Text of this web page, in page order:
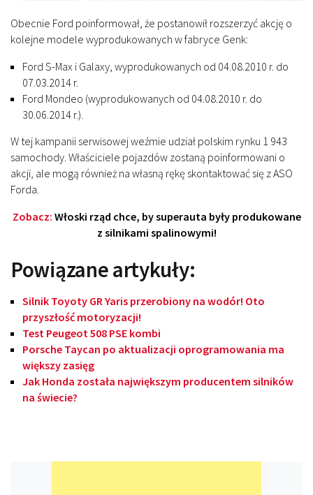
Obecnie Ford poinformował, że postanowił rozszerzyć akcję o
kolejne modele wyprodukowanych w fabryce Genk:
Ford S-Max i Galaxy, wyprodukowanych od 04.08.2010 r. do
07.03.2014 r.
Ford Mondeo (wyprodukowanych od 04.08.2010 r. do
30.06.2014 r.).
W tej kampanii serwisowej weźmie udział polskim rynku 1 943
samochody. Właściciele pojazdów zostaną poinformowani o
akcji, ale mogą również na własną rękę skontaktować się z ASO
Forda.
Zobacz: Włoski rząd chce, by superauta były produkowane
z silnikami spalinowymi!
Powiązane artykuły:
Silnik Toyoty GR Yaris przerobiony na wodór! Oto
przyszłość motoryzacji!
Test Peugeot 508 PSE kombi
Porsche Taycan po aktualizacji oprogramowania ma
większy zasięg
Jak Honda została największym producentem silników
na świecie?